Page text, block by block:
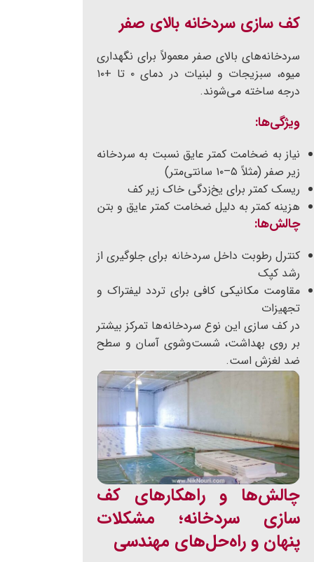
کف سازی سردخانه بالای صفر
سردخانه‌های بالای صفر معمولاً برای نگهداری
میوه، سبزیجات و لبنیات در دمای ۰ تا +۱۰
درجه ساخته می‌شوند.
ویژگی‌ها:
نیاز به ضخامت کمتر عایق نسبت به سردخانه
زیر صفر (مثلاً ۵–۱۰ سانتی‌متر)
ریسک کمتر برای یخ‌زدگی خاک زیر کف
هزینه کمتر به دلیل ضخامت کمتر عایق و بتن
چالش‌ها:
کنترل رطوبت داخل سردخانه برای جلوگیری از
رشد کپک
مقاومت مکانیکی کافی برای تردد لیفتراک و
تجهیزات
در کف سازی این نوع سردخانه‌ها تمرکز بیشتر
بر روی بهداشت، شست‌وشوی آسان و سطح
ضد لغزش است.
چالش‌ها و راهکارهای کف
سازی سردخانه؛ مشکلات
پنهان و راه‌حل‌های مهندسی